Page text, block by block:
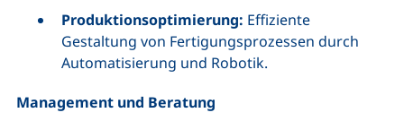
Produktionsoptimierung: Effiziente
Gestaltung von Fertigungsprozessen durch
Automatisierung und Robotik.
Management und Beratung